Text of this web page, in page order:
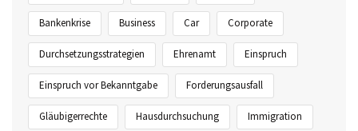
Bankenkrise Business Car Corporate
Durchsetzungsstrategien Ehrenamt Einspruch
Einspruch vor Bekanntgabe Forderungsausfall
Gläubigerrechte Hausdurchsuchung Immigration